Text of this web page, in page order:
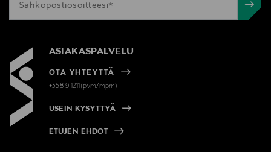
ASIAKASPALVELU
OTA YHTEYTTÄ
+358 9 1211(pvm/mpm)
USEIN KYSYTTYÄ
ETUJEN EHDOT